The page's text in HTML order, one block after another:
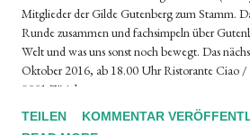
Mitglieder der Gilde Gutenberg zum Stamm.
Runde zusammen und fachsimpeln über
Welt und was uns sonst noch bewegt. Das
Oktober 2016, ab 18.00 Uhr Ristorante Ciao /
8001 Zürich
TEILEN
KOMMENTAR